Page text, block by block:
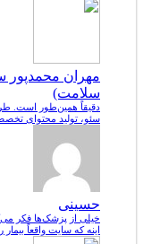
مهران
سلامت)
دقیقاً همین‌طور است.
سئو، تولید محتوای
حسینی
خیلی از پزشک‌ها فکر
اینه که سایت واقعاً